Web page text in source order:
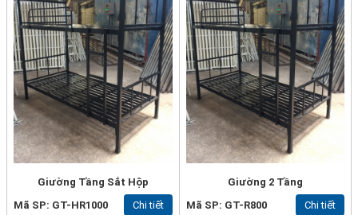
Giường Tầng Sắt Hộp
Mã SP: GT-HR1000
Chi tiết
Giường 2 Tầng
Mã SP: GT-R800
Chi tiết